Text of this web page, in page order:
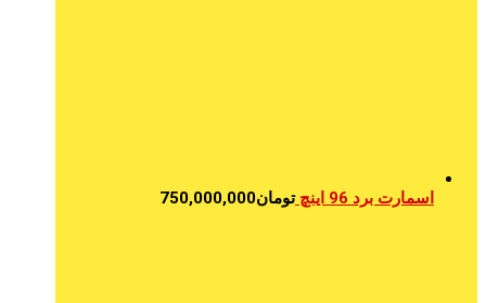
اسمارت برد 96 اینچ تومان750,000,000